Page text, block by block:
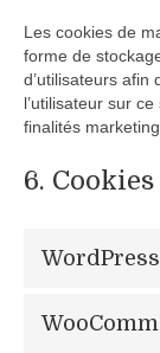
Les cookies de
forme de
d’utilisateurs afin
l’utilisateur sur
finalités
6.
WordPress